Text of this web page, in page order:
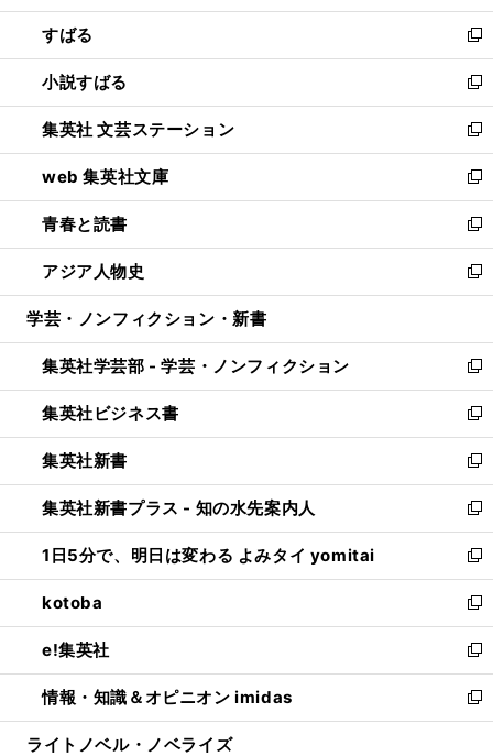
開
く
ウ
で
開
く
ン
ド
ウ
で
開
く
すばる
新
し
い
ウ
ィ
ン
ド
ウ
で
開
く
小説すばる
新
し
い
ウ
ィ
ン
ド
ウ
で
開
集英社 文芸ステーション
新
し
い
ウ
ィ
ン
ド
ウ
開
く
web 集英社文庫
新
し
い
ウ
ィ
ン
ウ
で
開
く
青春と読書
新
し
い
ウ
ン
ド
ウ
で
開
く
アジア人物史
新
し
ウ
ィ
ン
ド
ウ
で
開
く
学芸・ノンフィクション・新書
集英社学芸部 - 学芸・ノンフィクション
新
し
い
ウ
ィ
ン
ド
ウ
で
開
く
集英社ビジネス書
新
し
い
ウ
ィ
ン
ド
ウ
で
開
く
集英社新書
新
し
い
ウ
ィ
ン
ド
ウ
で
開
く
集英社新書プラス - 知の水先案内人
新
し
い
ウ
ィ
ン
ド
ウ
で
開
1日5分で、明日は変わる よみタイ yomitai
新
し
い
ウ
ィ
ン
ド
ウ
kotoba
新
し
い
ウ
ィ
ン
e!集英社
新
し
い
ウ
情報・知識＆オピニオン imidas
新
し
ライトノベル・ノベライズ